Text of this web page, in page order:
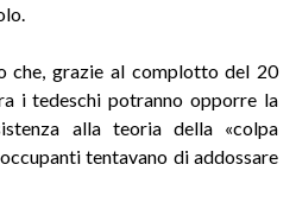
che, grazie al complotto del 20
i tedeschi potranno opporre la
alla teoria della «colpa
tentavano di addossare